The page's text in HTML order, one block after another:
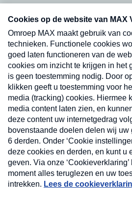
nieuwsbrief. Elke vrijdag- en
uw mailbox.
Nieuwsbrief
Neem hier een gratis
nieuwsbrief. Elke vrijdag- en